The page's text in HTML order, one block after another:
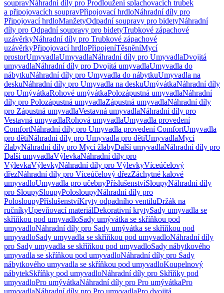
soupravNáhradní díly pro Prodloužení splachovacích trubek
a připojovacích soupravPřipojovací hrdloNáhradní díly pro
Připojovací hrdloManžetyOdpadní soupravy pro bidetyNáhradní
díly pro Odpadní soupravy pro bidetyTrubkové zápachové
uzávěrkyNáhradní díly pro Trubkové zápachové
uzávěrkyPřipojovací hrdloPřipojeníTěsněníMycí
prostorUmyvadlaUmyvadlaNáhradní díly pro UmyvadlaDvojitá
umyvadlaNáhradní díly pro Dvojitá umyvadlaUmyvadla do
nábytkuNáhradní díly pro Umyvadla do nábytkuUmyvadla na
deskuNáhradní díly pro Umyvadla na deskuUmývátkaNáhradní díly
pro UmývátkaRohové umývátkaPolozápustná umyvadlaNáhradní
díly pro Polozápustná umyvadlaZápustná umyvadlaNáhradní díly
pro Zápustná umyvadlaVestavná umyvadlaNáhradní díly pro
Vestavná umyvadlaRohová umyvadlaUmyvadla provedení
ComfortNáhradní díly pro Umyvadla provedení ComfortUmyvadla
pro dětiNáhradní díly pro Umyvadla pro dětiUmyvadlaMycí
žlabyNáhradní díly pro Mycí žlabyDalší umyvadlaNáhradní díly pro
Další umyvadlaVýlevkaNáhradní díly pro
VýlevkaVýlevkyNáhradní díly pro VýlevkyVíceúčelový
dřezNáhradní díly pro Víceúčelový dřezZáchytné kalové
umyvadloUmyvadla pro učebnyPříslušenstvíSloupyNáhradní díly
pro SloupySloupyPolosloupyNáhradní díly pro
PolosloupyPříslušenstvíKryty odpadního ventiluDržák na
ručníkyUpevňovací materiálDekorativní krytySady umyvadla se
skříňkou pod umyvadloSady umývátka se skříňkou pod
umyvadloNáhradní díly pro Sady umývátka se skříňkou pod
umyvadloSady umyvadla se skříňkou pod umyvadloNáhradní díly
pro Sady umyvadla se skříňkou pod umyvadloSady nábytkového
umyvadla se skříňkou pod umyvadloNáhradní díly pro Sady
nábytkového umyvadla se skříňkou pod umyvadloKoupelnový
nábytekSkříňky pod umyvadloNáhradní díly pro Skříňky pod
umyvadloPro umývátkaNáhradní díly pro Pro umývátkaPro
umyvadlaNáhradní díly pro Pro umyvadlaPro dvojitá